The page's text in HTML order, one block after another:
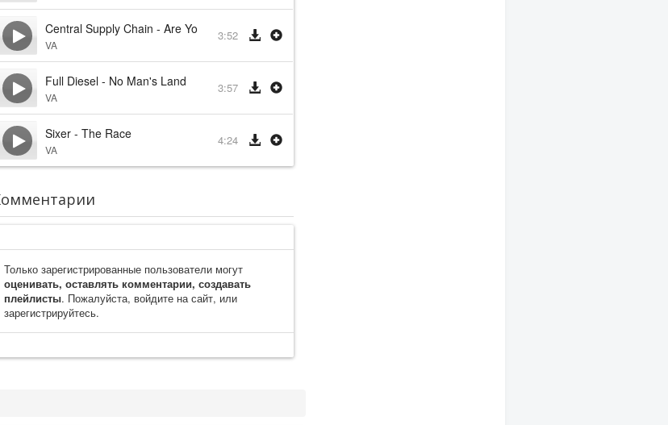
Central Supply Chain - Are You Ready
VA
3:52
Full Diesel - No Man's Land
VA
3:57
Sixer - The Race
VA
4:24
Только зарегистрированные пользователи могут
оценивать, оставлять комментарии, создавать
плейлисты. Пожалуйста, войдите на сайт, или
зарегистрируйтесь.